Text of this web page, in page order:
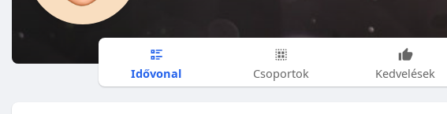
Idővonal Csoportok Kedvelések